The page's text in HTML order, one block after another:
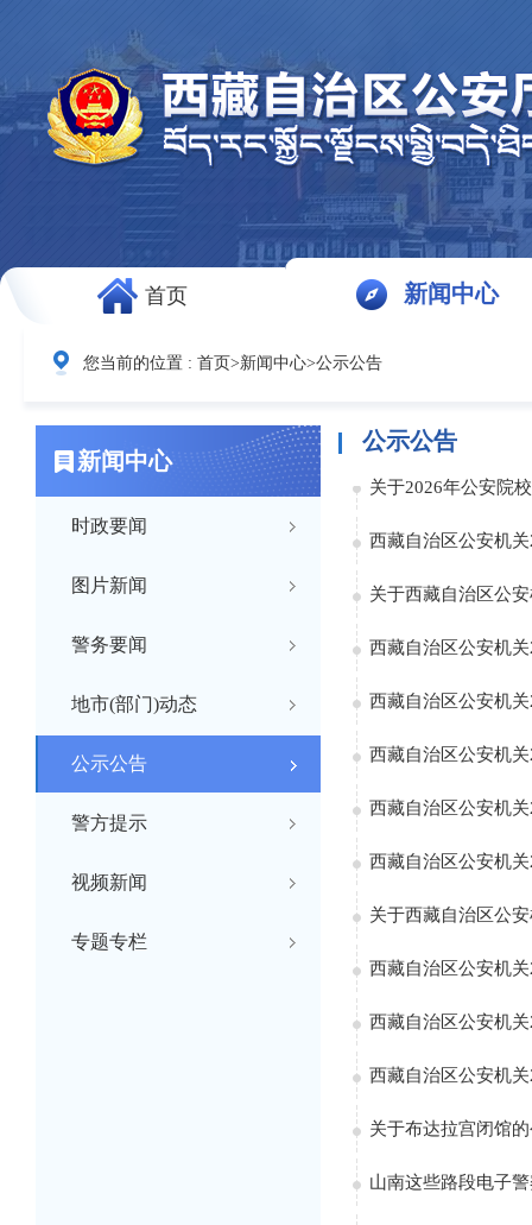
首页 新闻中心
您当前的位置 : 首页>新闻中心>公示公告
新闻中心
时政要闻
图片新闻
警务要闻
地市(部门)动态
公示公告
警方提示
视频新闻
专题专栏
公示公告
关于2026年公安院
西藏自治区公安机
关于西藏自治区公
西藏自治区公安机
西藏自治区公安机
西藏自治区公安机
西藏自治区公安机
西藏自治区公安机
关于西藏自治区公
西藏自治区公安机
西藏自治区公安机
西藏自治区公安机
关于布达拉宫闭馆
山南这些路段电子